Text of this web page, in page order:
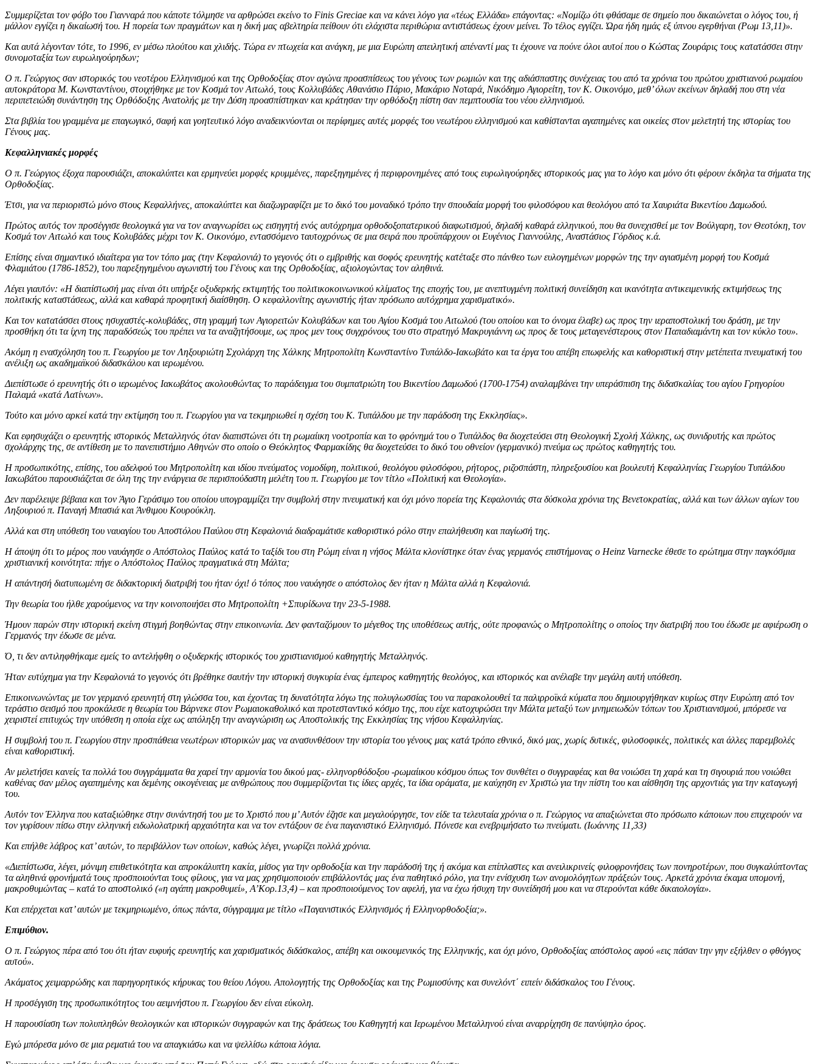
Συμμερίζεται τον φόβο του Γιανναρά που κάποτε τόλμησε να αρθρώσει εκείνο το Finis Greciae και να κάνει λόγο για «τέως Ελλάδα» επάγοντας: «Νομίζω ότι φθάσαμε σε σημείο που δικαιώνεται ο λόγος του, ή
μάλλον εγγίζει η δικαίωσή του. Η πορεία των πραγμάτων και η δική μας αβελτηρία πείθουν ότι ελάχιστα περιθώρια αντιστάσεως έχουν μείνει. Το τέλος εγγίζει. Ώρα ήδη ημάς εξ ύπνου εγερθήναι (Ρωμ 13,11)».
Και αυτά λέγονταν τότε, το 1996, εν μέσω πλούτου και χλιδής. Τώρα εν πτωχεία και ανάγκη, με μια Ευρώπη απειλητική απέναντί μας τι έχουνε να πούνε όλοι αυτοί που ο Κώστας Ζουράρις τους κατατάσσει στην
συνομοταξία των ευρωλιγούρηδων;
Ο π. Γεώργιος σαν ιστορικός του νεοτέρου Ελληνισμού και της Ορθοδοξίας στον αγώνα προασπίσεως του γένους των ρωμιών και της αδιάσπαστης συνέχειας του από τα χρόνια του πρώτου χριστιανού ρωμαίου
αυτοκράτορα Μ. Κωνσταντίνου, στοιχήθηκε με τον Κοσμά τον Αιτωλό, τους Κολλυβάδες Αθανάσιο Πάριο, Μακάριο Νοταρά, Νικόδημο Αγιορείτη, τον Κ. Οικονόμο, μεθ’ όλων εκείνων δηλαδή που στη νέα
περιπετειώδη συνάντηση της Ορθόδοξης Ανατολής με την Δύση προασπίστηκαν και κράτησαν την ορθόδοξη πίστη σαν πεμπτουσία του νέου ελληνισμού.
Στα βιβλία του γραμμένα με επαγωγικό, σαφή και γοητευτικό λόγο αναδεικνύονται οι περίφημες αυτές μορφές του νεωτέρου ελληνισμού και καθίστανται αγαπημένες και οικείες στον μελετητή της ιστορίας του
Γένους μας.
Κεφαλληνιακές μορφές
Ο π. Γεώργιος έξοχα παρουσιάζει, αποκαλύπτει και ερμηνεύει μορφές κρυμμένες, παρεξηγημένες ή περιφρονημένες από τους ευρωλιγούρηδες ιστορικούς μας για το λόγο και μόνο ότι φέρουν έκδηλα τα σήματα της
Ορθοδοξίας.
Έτσι, για να περιοριστώ μόνο στους Κεφαλλήνες, αποκαλύπτει και διαζωγραφίζει με το δικό του μοναδικό τρόπο την σπουδαία μορφή του φιλοσόφου και θεολόγου από τα Χαυριάτα Βικεντίου Δαμωδού.
Πρώτος αυτός τον προσέγγισε θεολογικά για να τον αναγνωρίσει ως εισηγητή ενός αυτόχρημα ορθοδοξοπατερικού διαφωτισμού, δηλαδή καθαρά ελληνικού, που θα συνεχισθεί με τον Βούλγαρη, τον Θεοτόκη, τον
Κοσμά τον Αιτωλό και τους Κολυβάδες μέχρι τον Κ. Οικονόμο, εντασσόμενο ταυτοχρόνως σε μια σειρά που προϋπάρχουν οι Ευγένιος Γιαννούλης, Αναστάσιος Γόρδιος κ.ά.
Επίσης είναι σημαντικό ιδιαίτερα για τον τόπο μας (την Κεφαλονιά) το γεγονός ότι ο εμβριθής και σοφός ερευνητής κατέταξε στο πάνθεο των ευλογημένων μορφών της την αγιασμένη μορφή του Κοσμά
Φλαμιάτου (1786-1852), του παρεξηγημένου αγωνιστή του Γένους και της Ορθοδοξίας, αξιολογώντας τον αληθινά.
Λέγει γιαυτόν: «Η διαπίστωσή μας είναι ότι υπήρξε οξυδερκής εκτιμητής του πολιτικοκοινωνικού κλίματος της εποχής του, με ανεπτυγμένη πολιτική συνείδηση και ικανότητα αντικειμενικής εκτιμήσεως της
πολιτικής καταστάσεως, αλλά και καθαρά προφητική διαίσθηση. Ο κεφαλλονίτης αγωνιστής ήταν πρόσωπο αυτόχρημα χαρισματικό».
Και τον κατατάσσει στους ησυχαστές-κολυβάδες, στη γραμμή των Αγιορειτών Κολυβάδων και του Αγίου Κοσμά του Αιτωλού (του οποίου και το όνομα έλαβε) ως προς την ιεραποστολική του δράση, με την
προσθήκη ότι τα ίχνη της παραδόσεώς του πρέπει να τα αναζητήσουμε, ως προς μεν τους συγχρόνους του στο στρατηγό Μακρυγιάννη ως προς δε τους μεταγενέστερους στον Παπαδιαμάντη και τον κύκλο του».
Ακόμη η ενασχόληση του π. Γεωργίου με τον Ληξουριώτη Σχολάρχη της Χάλκης Μητροπολίτη Κωνσταντίνο Τυπάλδο-Ιακωβάτο και τα έργα του απέβη επωφελής και καθοριστική στην μετέπειτα πνευματική του
ανέλιξη ως ακαδημαϊκού διδασκάλου και ιερωμένου.
Διεπίστωσε ό ερευνητής ότι ο ιερωμένος Ιακωβάτος ακολουθώντας το παράδειγμα του συμπατριώτη του Βικεντίου Δαμωδού (1700-1754) αναλαμβάνει την υπεράσπιση της διδασκαλίας του αγίου Γρηγορίου
Παλαμά «κατά Λατίνων».
Τούτο και μόνο αρκεί κατά την εκτίμηση του π. Γεωργίου για να τεκμηριωθεί η σχέση του Κ. Τυπάλδου με την παράδοση της Εκκλησίας».
Και εφησυχάζει ο ερευνητής ιστορικός Μεταλληνός όταν διαπιστώνει ότι τη ρωμαίικη νοοτροπία και το φρόνημά του ο Τυπάλδος θα διοχετεύσει στη Θεολογική Σχολή Χάλκης, ως συνιδρυτής και πρώτος
σχολάρχης της, σε αντίθεση με το πανεπιστήμιο Αθηνών στο οποίο ο Θεόκλητος Φαρμακίδης θα διοχετεύσει το δικό του οθνείον (γερμανικό) πνεύμα ως πρώτος καθηγητής του.
Η προσωπικότης, επίσης, του αδελφού του Μητροπολίτη και ιδίου πνεύματος νομοδίφη, πολιτικού, θεολόγου φιλοσόφου, ρήτορος, ριζοσπάστη, πληρεξουσίου και βουλευτή Κεφαλληνίας Γεωργίου Τυπάλδου
Ιακωβάτου παρουσιάζεται σε όλη της την ενάργεια σε περισπούδαστη μελέτη του π. Γεωργίου με τον τίτλο «Πολιτική και Θεολογία».
Δεν παρέλειψε βέβαια και τον Άγιο Γεράσιμο του οποίου υπογραμμίζει την συμβολή στην πνευματική και όχι μόνο πορεία της Κεφαλονιάς στα δύσκολα χρόνια της Βενετοκρατίας, αλλά και των άλλων αγίων του
Ληξουριού π. Παναγή Μπασιά και Άνθιμου Κουρούκλη.
Αλλά και στη υπόθεση του ναυαγίου του Αποστόλου Παύλου στη Κεφαλονιά διαδραμάτισε καθοριστικό ρόλο στην επαλήθευση και παγίωσή της.
Η άποψη ότι το μέρος που ναυάγησε ο Απόστολος Παύλος κατά το ταξίδι του στη Ρώμη είναι η νήσος Μάλτα κλονίστηκε όταν ένας γερμανός επιστήμονας ο Heinz Varnecke έθεσε το ερώτημα στην παγκόσμια
χριστιανική κοινότητα: πήγε ο Απόστολος Παύλος πραγματικά στη Μάλτα;
Η απάντησή διατυπωμένη σε διδακτορική διατριβή του ήταν όχι! ό τόπος που ναυάγησε ο απόστολος δεν ήταν η Μάλτα αλλά η Κεφαλονιά.
Την θεωρία του ήλθε χαρούμενος να την κοινοποιήσει στο Μητροπολίτη +Σπυρίδωνα την 23-5-1988.
Ήμουν παρών στην ιστορική εκείνη στιγμή βοηθώντας στην επικοινωνία. Δεν φανταζόμουν το μέγεθος της υποθέσεως αυτής, ούτε προφανώς ο Μητροπολίτης ο οποίος την διατριβή που του έδωσε με αφιέρωση ο
Γερμανός την έδωσε σε μένα.
Ό, τι δεν αντιληφθήκαμε εμείς το αντελήφθη ο οξυδερκής ιστορικός του χριστιανισμού καθηγητής Μεταλληνός.
Ήταν ευτύχημα για την Κεφαλονιά το γεγονός ότι βρέθηκε σαυτήν την ιστορική συγκυρία ένας έμπειρος καθηγητής θεολόγος, και ιστορικός και ανέλαβε την μεγάλη αυτή υπόθεση.
Επικοινωνώντας με τον γερμανό ερευνητή στη γλώσσα του, και έχοντας τη δυνατότητα λόγω της πολυγλωσσίας του να παρακολουθεί τα παλιρροϊκά κύματα που δημιουργήθηκαν κυρίως στην Ευρώπη από τον
τεράστιο σεισμό που προκάλεσε η θεωρία του Βάρνεκε στον Ρωμαιοκαθολικό και προτεσταντικό κόσμο της, που είχε κατοχυρώσει την Μάλτα μεταξύ των μνημειωδών τόπων του Χριστιανισμού, μπόρεσε να
χειριστεί επιτυχώς την υπόθεση η οποία είχε ως απόληξη την αναγνώριση ως Αποστολικής της Εκκλησίας της νήσου Κεφαλληνίας.
Η συμβολή του π. Γεωργίου στην προσπάθεια νεωτέρων ιστορικών μας να ανασυνθέσουν την ιστορία του γένους μας κατά τρόπο εθνικό, δικό μας, χωρίς δυτικές, φιλοσοφικές, πολιτικές και άλλες παρεμβολές
είναι καθοριστική.
Αν μελετήσει κανείς τα πολλά του συγγράμματα θα χαρεί την αρμονία του δικού μας- ελληνορθόδοξου -ρωμαίικου κόσμου όπως τον συνθέτει ο συγγραφέας και θα νοιώσει τη χαρά και τη σιγουριά που νοιώθει
καθένας σαν μέλος αγαπημένης και δεμένης οικογένειας με ανθρώπους που συμμερίζονται τις ίδιες αρχές, τα ίδια οράματα, με καύχηση εν Χριστώ για την πίστη του και αίσθηση της αρχοντιάς για την καταγωγή
του.
Αυτόν τον Έλληνα που καταξιώθηκε στην συνάντησή του με το Χριστό που μ’ Αυτόν έζησε και μεγαλούργησε, τον είδε τα τελευταία χρόνια ο π. Γεώργιος να απαξιώνεται στο πρόσωπο κάποιων που επιχειρούν να
τον γυρίσουν πίσω στην ελληνική ειδωλολατρική αρχαιότητα και να τον εντάξουν σε ένα παγανιστικό Ελληνισμό. Πόνεσε και ενεβριμήσατο τω πνεύματι. (Ιωάννης 11,33)
Και επήλθε λάβρος κατ’ αυτών, το περιβάλλον των οποίων, καθώς λέγει, γνωρίζει πολλά χρόνια.
«Διεπίστωσα, λέγει, μόνιμη επιθετικότητα και απροκάλυπτη κακία, μίσος για την ορθοδοξία και την παράδοσή της ή ακόμα και επίπλαστες και ανειλικρινείς φιλοφρονήσεις των πονηροτέρων, που συγκαλύπτοντας
τα αληθινά φρονήματά τους προσποιούνται τους φίλους, για να μας χρησιμοποιούν επιβάλλοντάς μας ένα παθητικό ρόλο, για την ενίσχυση των ανομολόγητων πράξεών τους. Αρκετά χρόνια έκαμα υπομονή,
μακροθυμώντας – κατά το αποστολικό («η αγάπη μακροθυμεί», Α’Κορ.13,4) – και προσποιούμενος τον αφελή, για να έχω ήσυχη την συνείδησή μου και να στερούνται κάθε δικαιολογία».
Και επέρχεται κατ’ αυτών με τεκμηριωμένο, όπως πάντα, σύγγραμμα με τίτλο «Παγανιστικός Ελληνισμός ή Ελληνορθοδοξία;».
Επιμύθιον.
Ο π. Γεώργιος πέρα από του ότι ήταν ευφυής ερευνητής και χαρισματικός διδάσκαλος, απέβη και οικουμενικός της Ελληνικής, και όχι μόνο, Ορθοδοξίας απόστολος αφού «εις πάσαν την γην εξήλθεν ο φθόγγος
αυτού».
Ακάματος χειμαρρώδης και παρηγορητικός κήρυκας του θείου Λόγου. Απολογητής της Ορθοδοξίας και της Ρωμιοσύνης και συνελόντ΄ ειπείν διδάσκαλος του Γένους.
Η προσέγγιση της προσωπικότητος του αειμνήστου π. Γεωργίου δεν είναι εύκολη.
Η παρουσίαση των πολυπληθών θεολογικών και ιστορικών συγγραφών και της δράσεως του Καθηγητή και Ιερωμένου Μεταλληνού είναι αναρρίχηση σε πανύψηλο όρος.
Εγώ μπόρεσα μόνο σε μια ρεματιά του να απαγκιάσω και να ψελλίσω κάποια λόγια.